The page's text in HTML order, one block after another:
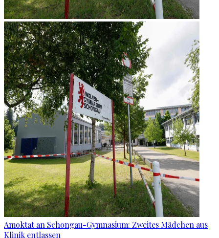
Amoktat an Schongau-Gymnasium: Zweites Mädchen aus
Klinik entlassen